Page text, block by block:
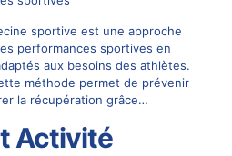
sportive est une approche
performances sportives en
aux besoins des athlètes.
méthode permet de prévenir
la récupération grâce…
Activité